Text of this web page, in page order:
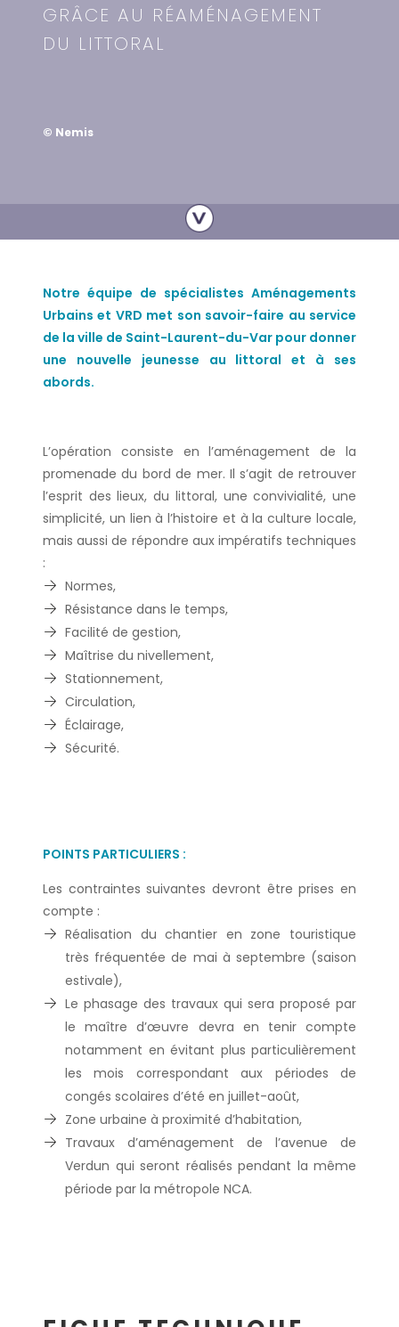
GRÂCE AU RÉAMÉNAGEMENT
DU LITTORAL
© Nemis
Notre équipe de spécialistes Aménagements
Urbains et VRD met son savoir-faire au service
de la ville de Saint-Laurent-du-Var pour donner
une nouvelle jeunesse au littoral et à ses
abords.
L’opération consiste en l’aménagement de la
promenade du bord de mer. Il s’agit de retrouver
l’esprit des lieux, du littoral, une convivialité, une
simplicité, un lien à l’histoire et à la culture locale,
mais aussi de répondre aux impératifs techniques
:
Normes,
Résistance dans le temps,
Facilité de gestion,
Maîtrise du nivellement,
Stationnement,
Circulation,
Éclairage,
Sécurité.
POINTS PARTICULIERS :
Les contraintes suivantes devront être prises en
compte :
Réalisation du chantier en zone touristique
très fréquentée de mai à septembre (saison
estivale),
Le phasage des travaux qui sera proposé par
le maître d’œuvre devra en tenir compte
notamment en évitant plus particulièrement
les mois correspondant aux périodes de
congés scolaires d’été en juillet-août,
Zone urbaine à proximité d’habitation,
Travaux d’aménagement de l’avenue de
Verdun qui seront réalisés pendant la même
période par la métropole NCA.